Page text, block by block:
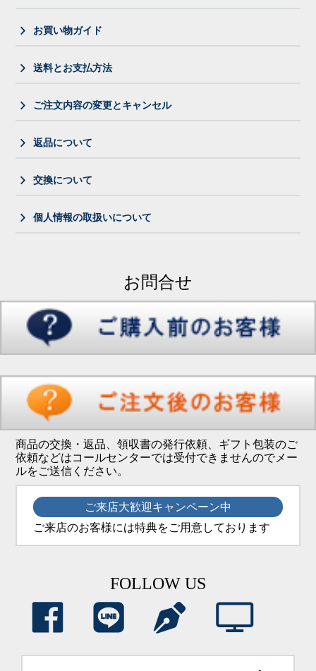
お買い物ガイド
送料とお支払方法
ご注文内容の変更とキャンセル
返品について
交換について
個人情報の取扱いについて
お問合せ
商品の交換・返品、領収書の発行依頼、ギフト包装のご
依頼などはコールセンターでは受付できませんのでメー
ルをご送信ください。
ご来店大歓迎キャンペーン中
ご来店のお客様には特典をご用意しております
FOLLOW US